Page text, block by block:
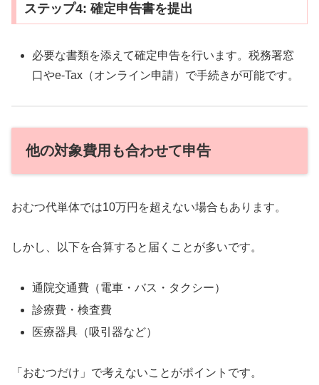
ステップ4: 確定申告書を提出
必要な書類を添えて確定申告を行います。税務署窓
口やe-Tax（オンライン申請）で手続きが可能です。
他の対象費用も合わせて申告
おむつ代単体では10万円を超えない場合もあります。
しかし、以下を合算すると届くことが多いです。
通院交通費（電車・バス・タクシー）
診療費・検査費
医療器具（吸引器など）
「おむつだけ」で考えないことがポイントです。